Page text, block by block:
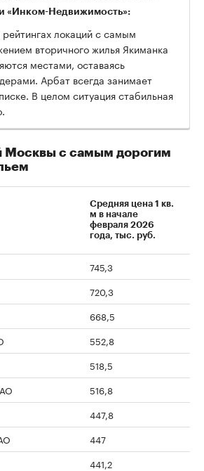
«Инком-Недвижимость»:
локаций с самым
вторичного жилья Якиманка
местами, оставаясь
Арбат всегда занимает
В целом ситуация стабильная
Москвы с самым дорогим
Средняя цена 1 кв.
м в начале
февраля 2026
года, тыс. руб.
745,3
720,3
668,5
552,8
518,5
516,8
447,8
447
441,2